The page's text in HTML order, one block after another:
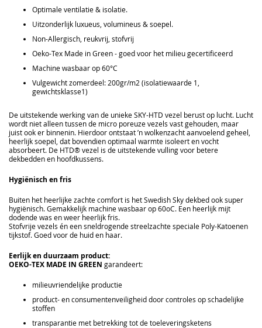
Optimale ventilatie & isolatie.
Uitzonderlijk luxueus, volumineus & soepel.
Non-Allergisch, reukvrij, stofvrij
Oeko-Tex Made in Green - goed voor het milieu gecertificeerd
Machine wasbaar op 60°C
Vulgewicht zomerdeel: 200gr/m2 (isolatiewaarde 1,
gewichtsklasse1)
De uitstekende werking van de unieke SKY-HTD vezel berust op lucht. Lucht
wordt niet alleen tussen de micro poreuze vezels vast gehouden, maar
juist ook er binnenin. Hierdoor ontstaat ’n wolkenzacht aanvoelend geheel,
heerlijk soepel, dat bovendien optimaal warmte isoleert en vocht
absorbeert. De HTD® vezel is de uitstekende vulling voor betere
dekbedden en hoofdkussens.
Hygiënisch en fris
Buiten het heerlijke zachte comfort is het Swedish Sky dekbed ook super
hygiënisch. Gemakkelijk machine wasbaar op 60oC. Een heerlijk mijt
dodende was en weer heerlijk fris.
Stofvrije vezels én een sneldrogende streelzachte speciale Poly-Katoenen
tijkstof. Goed voor de huid en haar.
Eerlijk en duurzaam product:
OEKO-TEX MADE IN GREEN garandeert:
milieuvriendelijke productie
product- en consumentenveiligheid door controles op schadelijke
stoffen
transparantie met betrekking tot de toeleveringsketens